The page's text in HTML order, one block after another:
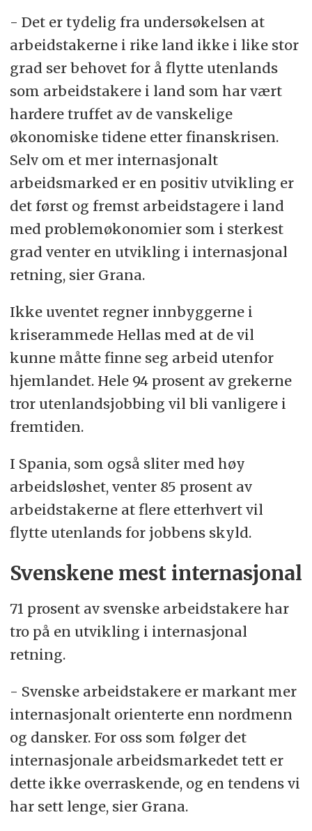
- Det er tydelig fra undersøkelsen at
arbeidstakerne i rike land ikke i like stor
grad ser behovet for å flytte utenlands
som arbeidstakere i land som har vært
hardere truffet av de vanskelige
økonomiske tidene etter finanskrisen.
Selv om et mer internasjonalt
arbeidsmarked er en positiv utvikling er
det først og fremst arbeidstagere i land
med problemøkonomier som i sterkest
grad venter en utvikling i internasjonal
retning, sier Grana.
Ikke uventet regner innbyggerne i
kriserammede Hellas med at de vil
kunne måtte finne seg arbeid utenfor
hjemlandet. Hele 94 prosent av grekerne
tror utenlandsjobbing vil bli vanligere i
fremtiden.
I Spania, som også sliter med høy
arbeidsløshet, venter 85 prosent av
arbeidstakerne at flere etterhvert vil
flytte utenlands for jobbens skyld.
Svenskene mest internasjonal
71 prosent av svenske arbeidstakere har
tro på en utvikling i internasjonal
retning.
- Svenske arbeidstakere er markant mer
internasjonalt orienterte enn nordmenn
og dansker. For oss som følger det
internasjonale arbeidsmarkedet tett er
dette ikke overraskende, og en tendens vi
har sett lenge, sier Grana.